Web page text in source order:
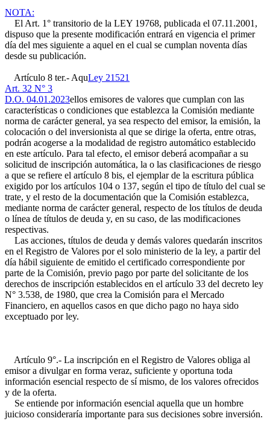
NOTA:
El Art. 1° transitorio de la LEY 19768, publicada el 07.11.2001,
dispuso que la presente modificación entrará en vigencia el primer
día del mes siguiente a aquel en el cual se cumplan noventa días
desde su publicación.
Artículo 8 ter.- AquLey 21521
Art. 32 N° 3
D.O. 04.01.2023ellos emisores de valores que cumplan con las
características o condiciones que establezca la Comisión mediante
norma de carácter general, ya sea respecto del emisor, la emisión, la
colocación o del inversionista al que se dirige la oferta, entre otras,
podrán acogerse a la modalidad de registro automático establecido
en este artículo. Para tal efecto, el emisor deberá acompañar a su
solicitud de inscripción automática, la o las clasificaciones de riesgo
a que se refiere el artículo 8 bis, el ejemplar de la escritura pública
exigido por los artículos 104 o 137, según el tipo de título del cual se
trate, y el resto de la documentación que la Comisión establezca,
mediante norma de carácter general, respecto de los títulos de deuda
o línea de títulos de deuda y, en su caso, de las modificaciones
respectivas.
Las acciones, títulos de deuda y demás valores quedarán inscritos
en el Registro de Valores por el solo ministerio de la ley, a partir del
día hábil siguiente de emitido el certificado correspondiente por
parte de la Comisión, previo pago por parte del solicitante de los
derechos de inscripción establecidos en el artículo 33 del decreto ley
N° 3.538, de 1980, que crea la Comisión para el Mercado
Financiero, en aquellos casos en que dicho pago no haya sido
exceptuado por ley.
Artículo 9°.- La inscripción en el Registro de Valores obliga al
emisor a divulgar en forma veraz, suficiente y oportuna toda
información esencial respecto de sí mismo, de los valores ofrecidos
y de la oferta.
Se entiende por información esencial aquella que un hombre
juicioso consideraría importante para sus decisiones sobre inversión.